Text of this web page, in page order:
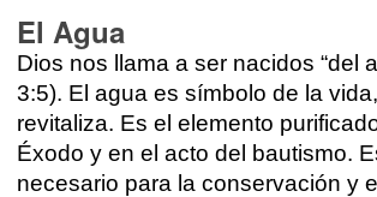
El Agua
Dios nos llama a ser nacidos “del
3:5). El agua es símbolo de la
revitaliza. Es el elemento
Éxodo y en el acto del bautismo.
necesario para la conservación y